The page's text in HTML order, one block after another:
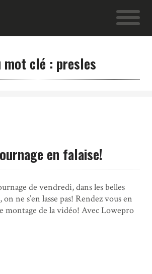
mot clé : presles
en falaise!
de vendredi, dans les belles
on ne s’en lasse pas! Rendez vous en
montage de la vidéo! Avec Lowepro